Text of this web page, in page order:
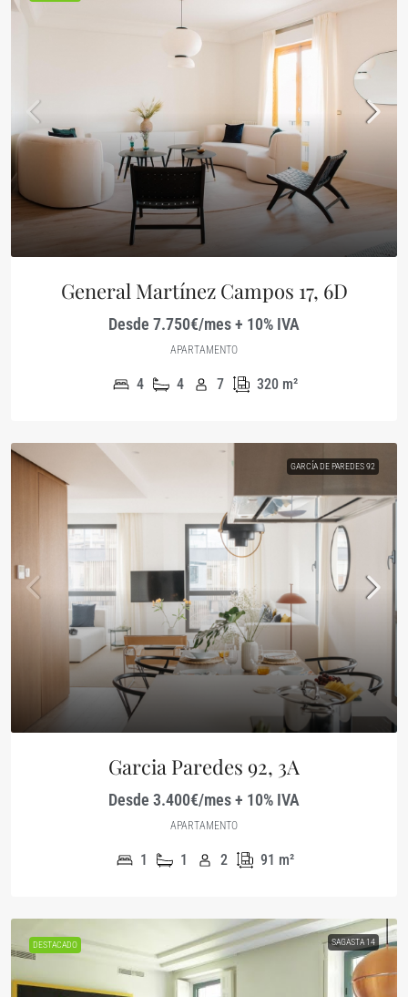
General Martínez Campos 17, 6D
Desde 7.750€/mes + 10% IVA
APARTAMENTO
4 4 7 320 m²
GARCÍA DE PAREDES 92
Garcia Paredes 92, 3A
Desde 3.400€/mes + 10% IVA
APARTAMENTO
1 1 2 91 m²
DESTACADO SAGASTA 14